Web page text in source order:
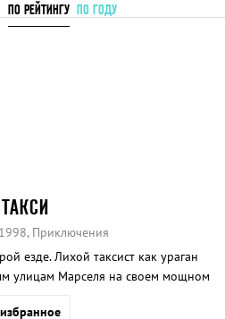
ПО РЕЙТИНГУ ПО ГОДУ
ТАКСИ
Приключения
езде. Лихой таксист как ураган
улицам Марселя на своем мощном